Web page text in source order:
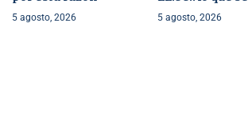
5 agosto, 2026 5 agosto, 2026